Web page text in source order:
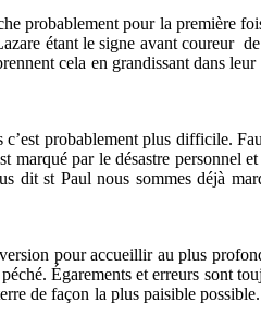
probablement pour la première
étant le signe avant coureur
cela en grandissant dans
probablement plus difficile.
par le désastre
dit st Paul nous sommes déjà
pour accueillir au plus
Égarements et erreurs sont
de façon la plus paisible